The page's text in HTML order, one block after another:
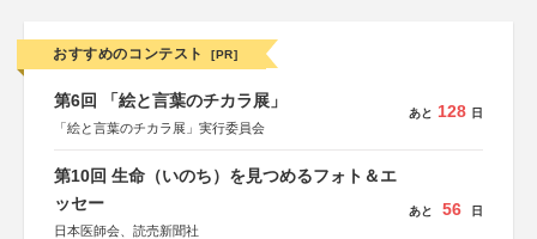
おすすめのコンテスト [PR]
第6回 「絵と言葉のチカラ展」
「絵と言葉のチカラ展」実行委員会
あと 128 日
第10回 生命（いのち）を見つめるフォト＆エ
ッセー
日本医師会、読売新聞社
あと 56 日